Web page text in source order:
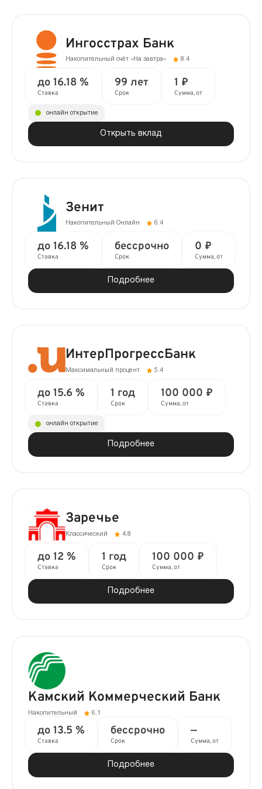
Ингосстрах Банк
Накопительный счёт «На завтра» 8.4
до 16.18 %
Ставка
99 лет
Срок
1 ₽
Сумма, от
Открыть вклад
онлайн открытие
Зенит
Накопительный Онлайн 6.4
до 16.18 %
Ставка
бессрочно
Срок
0 ₽
Сумма, от
Подробнее
ИнтерПрогрессБанк
Максимальный процент 5.4
до 15.6 %
Ставка
1 год
Срок
100 000 ₽
Сумма, от
Подробнее
онлайн открытие
Заречье
Классический 4.8
до 12 %
Ставка
1 год
Срок
100 000 ₽
Сумма, от
Подробнее
Камский Коммерческий Банк
Накопительный 6.1
до 13.5 %
Ставка
бессрочно
Срок
—
Сумма, от
Подробнее